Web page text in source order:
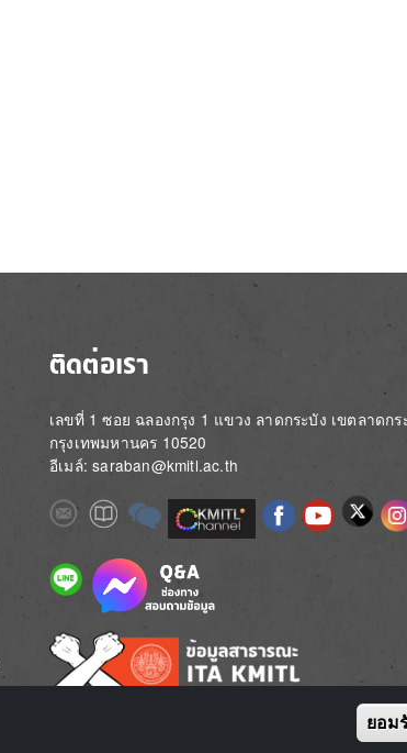
ติดต่อเรา
เลขที่ 1 ซอย ฉลองกรุง 1 แขวง ลาดกระบัง เขตลาดกร
กรุงเทพมหานคร 10520
อีเมล์: saraban@kmitl.ac.th
ImageImageImage Image ImageImageImage
Image Image
Image
ยอม